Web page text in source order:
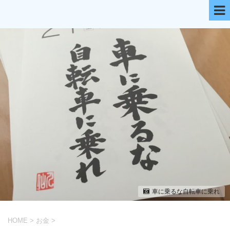
車に乗るな自転車に乗れ
HOME > お金 >